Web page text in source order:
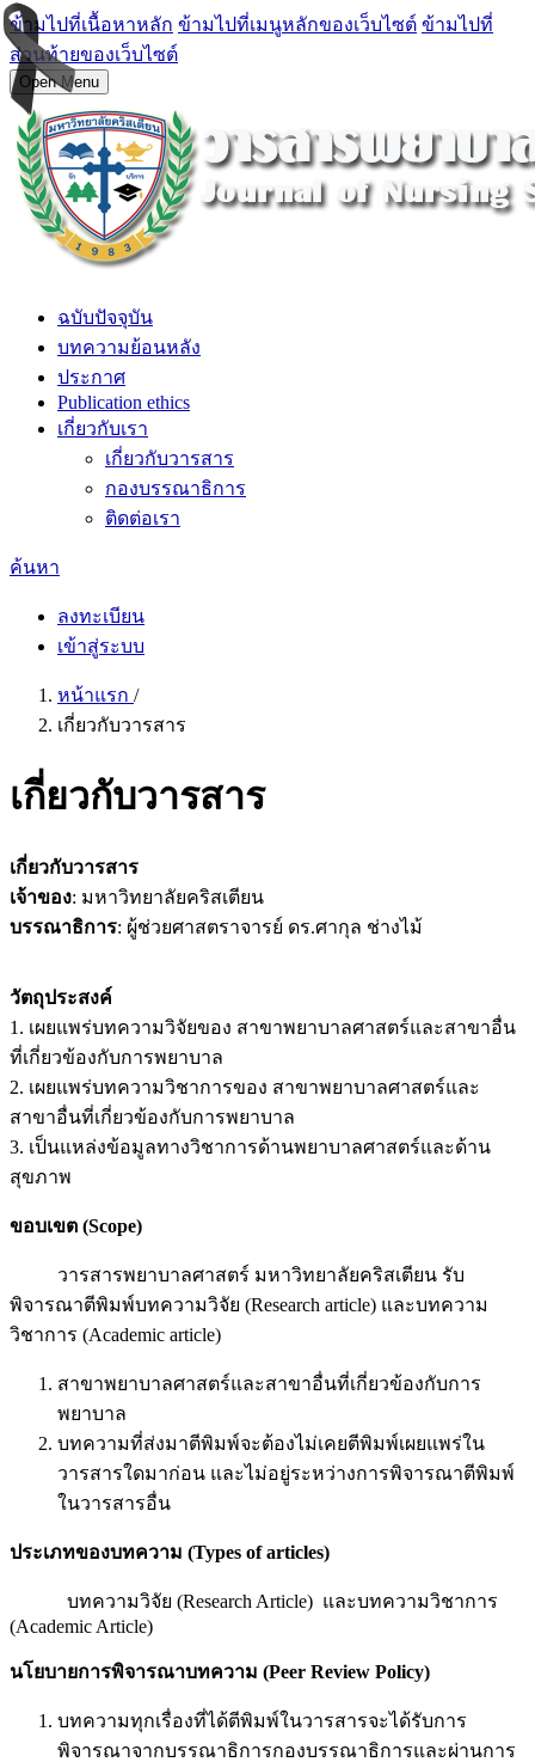
ข้ามไปที่เนื้อหาหลัก ข้ามไปที่เมนูหลักของเว็บไซต์ ข้ามไปที่
ส่วนท้ายของเว็บไซต์
Open Menu
ฉบับปัจจุบัน
บทความย้อนหลัง
ประกาศ
Publication ethics
เกี่ยวกับเรา
เกี่ยวกับวารสาร
กองบรรณาธิการ
ติดต่อเรา
ค้นหา
ลงทะเบียน
เข้าสู่ระบบ
หน้าแรก /
เกี่ยวกับวารสาร
เกี่ยวกับวารสาร
เกี่ยวกับวารสาร
เจ้าของ: มหาวิทยาลัยคริสเตียน
บรรณาธิการ: ผู้ช่วยศาสตราจารย์ ดร.ศากุล ช่างไม้
วัตถุประสงค์
1. เผยแพร่บทความวิจัยของ สาขาพยาบาลศาสตร์และสาขาอื่น
ที่เกี่ยวข้องกับการพยาบาล
2. เผยแพร่บทความวิชาการของ สาขาพยาบาลศาสตร์และ
สาขาอื่นที่เกี่ยวข้องกับการพยาบาล
3. เป็นแหล่งข้อมูลทางวิชาการด้านพยาบาลศาสตร์และด้าน
สุขภาพ
ขอบเขต (Scope)
วารสารพยาบาลศาสตร์ มหาวิทยาลัยคริสเตียน รับ
พิจารณาตีพิมพ์บทความวิจัย (Research article) และบทความ
วิชาการ (Academic article)
สาขาพยาบาลศาสตร์และสาขาอื่นที่เกี่ยวข้องกับการ
พยาบาล
บทความที่ส่งมาตีพิมพ์จะต้องไม่เคยตีพิมพ์เผยแพร่ใน
วารสารใดมาก่อน และไม่อยู่ระหว่างการพิจารณาตีพิมพ์
ในวารสารอื่น
ประเภทของบทความ (Types of articles)
บทความวิจัย (Research Article) และบทความวิชาการ
(Academic Article)
นโยบายการพิจารณาบทความ (Peer Review Policy)
บทความทุกเรื่องที่ได้ตีพิมพ์ในวารสารจะได้รับการ
พิจารณาจากบรรณาธิการกองบรรณาธิการและผ่านการ